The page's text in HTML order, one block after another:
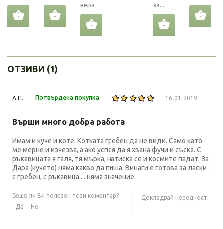
вера
за...
ОТЗИВИ (1)
А.П. Потвърдена покупка 16-01-2019
Върши много добра работа
Имам и куче и коте. Котката гребен да не види. Само като
ме мерне и изчезва, а ако успея да я хвана фучи и съска. С
ръкавицата я галя, тя мърка, натиска се и космите падат. За
Дара (кучето) няма какво да пиша. Винаги е готова за ласки -
с гребен, с ръкавица.... няма значение.
Беше ли Ви полезен този коментар?
Да
Не
Докладвай нередност